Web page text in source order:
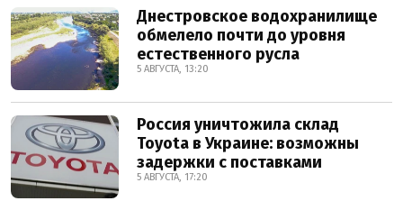
Днестровское водохранилище
обмелело почти до уровня
естественного русла
5 АВГУСТА, 13:20
Россия уничтожила склад
Toyota в Украине: возможны
задержки с поставками
5 АВГУСТА, 17:20